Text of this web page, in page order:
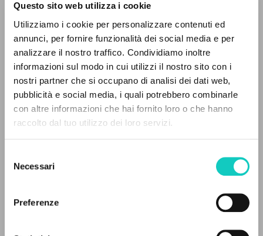
Questo sito web utilizza i cookie
Utilizziamo i cookie per personalizzare contenuti ed
annunci, per fornire funzionalità dei social media e per
analizzare il nostro traffico. Condividiamo inoltre
informazioni sul modo in cui utilizzi il nostro sito con i
nostri partner che si occupano di analisi dei dati web,
pubblicità e social media, i quali potrebbero combinarle
con altre informazioni che hai fornito loro o che hanno
raccolto dal tuo utilizzo dei loro servizi.
delNecessari
Preferenze
Giussani LuigiAuthor
Portoghese BR
Litterae Communionis-CL
1995
Pages: 1
0RESULTS FOUND
MORE RESULTS